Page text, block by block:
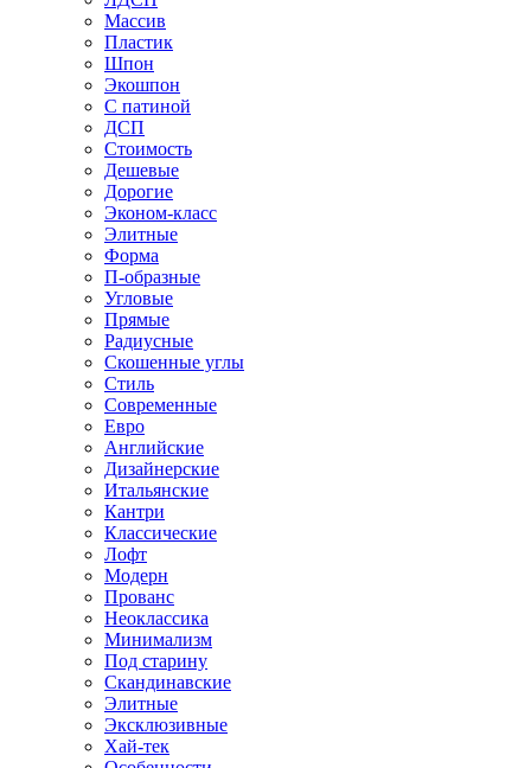
Массив
Пластик
Шпон
Экошпон
С патиной
ДСП
Стоимость
Дешевые
Дорогие
Эконом-класс
Элитные
Форма
П-образные
Угловые
Прямые
Радиусные
Скошенные углы
Стиль
Современные
Евро
Английские
Дизайнерские
Итальянские
Кантри
Классические
Лофт
Модерн
Прованс
Неоклассика
Минимализм
Под старину
Скандинавские
Элитные
Эксклюзивные
Хай-тек